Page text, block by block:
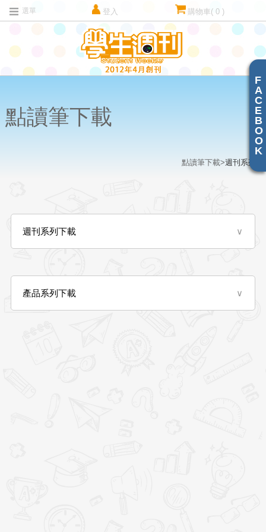
選單 登入 購物車( 0 )
點讀筆下載
點讀筆下載>週刊系列
週刊系列下載 ∨
產品系列下載 ∨
F
A
C
E
B
O
O
K